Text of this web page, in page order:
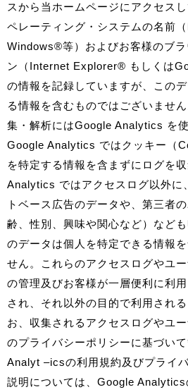
スから当ホームページにアクセス
ペレーティング・システムの名前
Windows®等）およびお客様のブラ
ン（Internet Explorer® もしくは
の情報を記録していますが、この
る情報を含むものではございませ
集・解析にはGoogle Analytics を使
Google Analytics ではクッキー（
を特定する情報を含まずにログを
Analytics ではアクセスログ以外に
トベース広告のデータや、第三者
齢、性別、興味や関心など）など
のデータは個人を特定できる情報
せん。これらのアクセスログやユ
の管理及びお客様が一層便利に利
され、それ以外の目的で利用され
お、収集されるアクセスログやユ
のプライバシーポリシーに基づい
Analyt –icsの利用規約及びプライ
説明については、Google Analytics